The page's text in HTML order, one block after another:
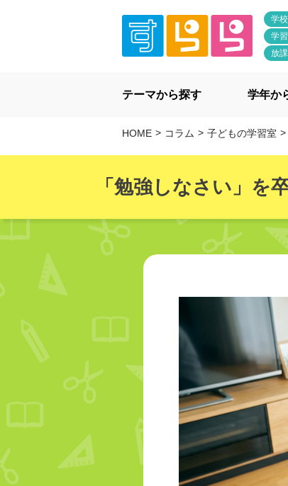
学
学
放
テーマから探す 学年か
HOME コラム 子どもの学習室
「勉強しなさい」を